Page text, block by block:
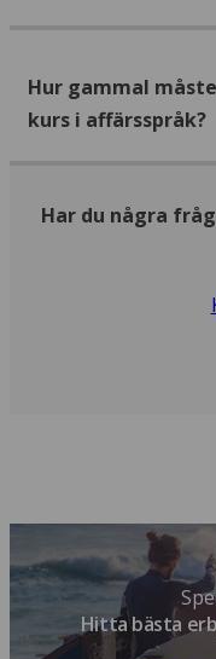
Hur gammal
kurs i affärsspråk?
Har du några
Hitta bästa